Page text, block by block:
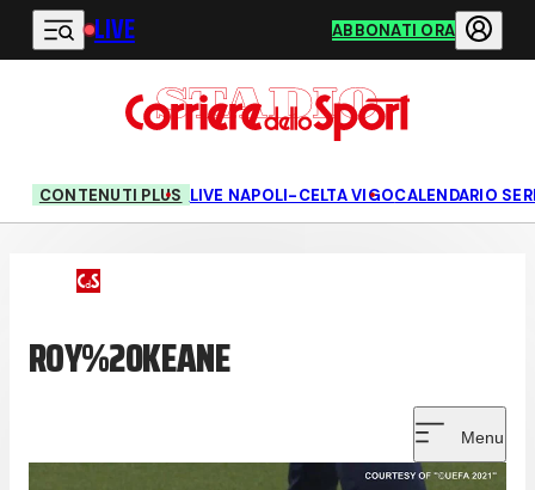
Vai al contenuto principale
LIVE ABBONATI ORA
CONTENUTI PLUS LIVE NAPOLI-CELTA VIGOCALENDARIO
ROY%20KEANE
Menu